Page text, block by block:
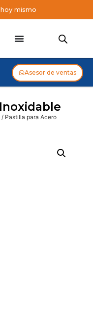
mismo
Asesor de ventas
/ Pastilla para Acero